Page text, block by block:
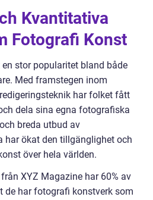
Kvantitativa
Fotografi Konst
stor popularitet bland både
Med framstegen inom
har folket fått
dela sina egna fotografiska
breda utbud av
har ökat den tillgänglighet och
över hela världen.
XYZ Magazine har 60% av
de har fotografi konstverk som